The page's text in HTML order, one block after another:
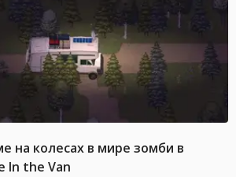
на колесах в мире зомби в
In the Van